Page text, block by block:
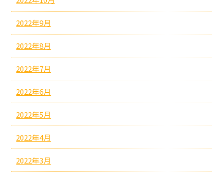
2022年9月
2022年8月
2022年7月
2022年6月
2022年5月
2022年4月
2022年3月